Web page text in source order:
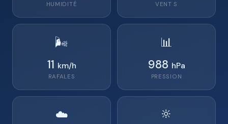
HUMIDITÉ VENT S
🌬️
11 km/h
RAFALES
📊
988 hPa
PRESSION
☁️ 🔆